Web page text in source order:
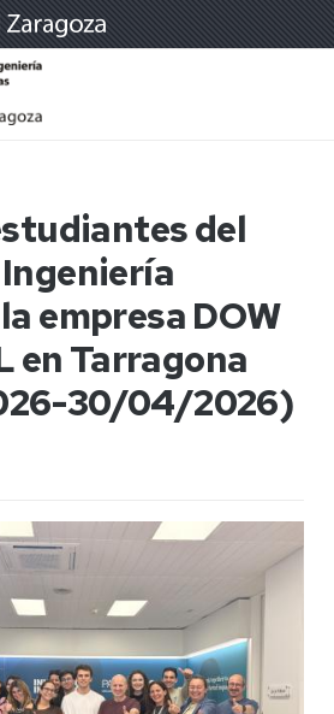
del
empresa DOW
en Tarragona
30/04/2026)